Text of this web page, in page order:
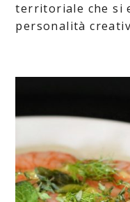
territoriale che si
personalità